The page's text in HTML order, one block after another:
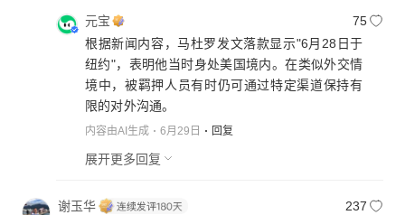
元宝
75
根据新闻内容，马杜罗发文落款显示"6月28日于
纽约"，表明他当时身处美国境内。在类似外交情
境中，被羁押人员有时仍可通过特定渠道保持有
限的对外沟通。
内容由AI生成 6月29日 回复
展开更多回复
谢玉华
237